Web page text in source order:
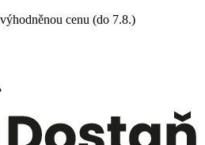
cenu (do 7.8.)